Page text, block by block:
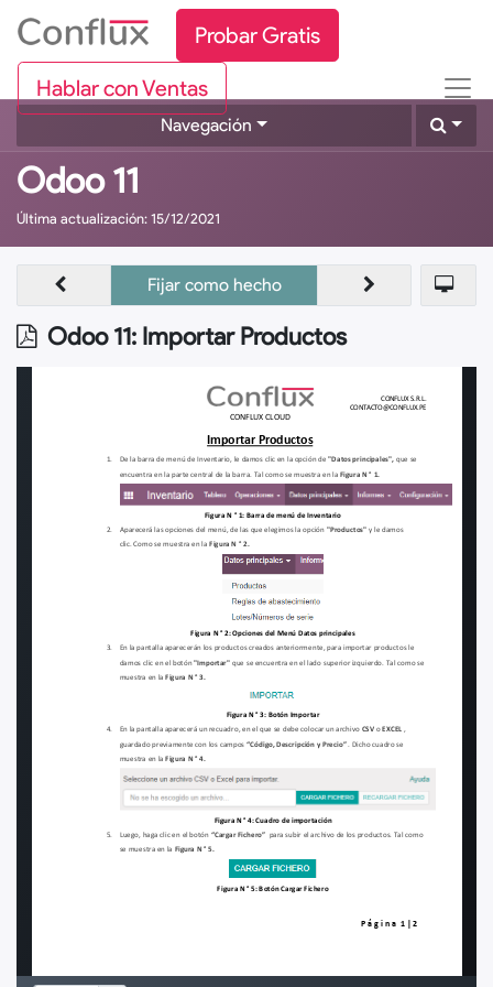
Probar Gratis
Hablar con Ventas
Navegación
Odoo 11
Última actualización: 15/12/2021
Odoo 11: Importar Productos
Fijar como hecho